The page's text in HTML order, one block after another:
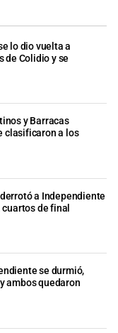
lo dio vuelta a
de Colidio y se
y Barracas
clasificaron a los
a Independiente
de final
se durmió,
ambos quedaron